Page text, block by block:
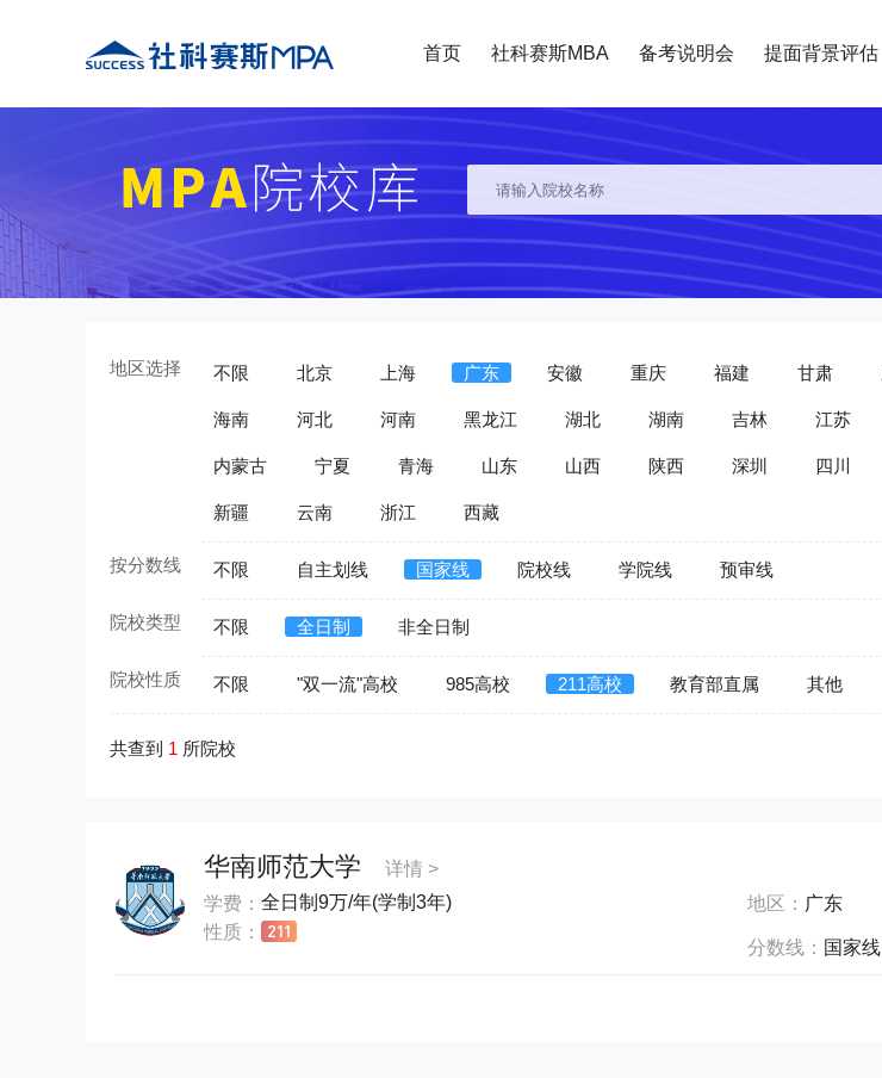
首页 社科赛斯MBA 备考说明会 提面背景评估
地区选择 不限 北京 上海 广东 安徽 重庆 福建 甘肃
海南 河北 河南 黑龙江 湖北 湖南 吉林 江苏
内蒙古 宁夏 青海 山东 山西 陕西 深圳 四川
新疆 云南 浙江 西藏
按分数线 不限 自主划线 国家线 院校线 学院线 预审线
院校类型 不限 全日制 非全日制
院校性质 不限 "双一流"高校 985高校 211高校 教育部直属 其他
共查到 1 所院校
华南师范大学
详情 >
学费： 全日制9万/年(学制3年)
性质：
地区： 广东
分数线： 国家线